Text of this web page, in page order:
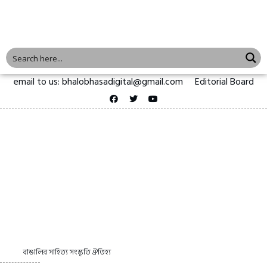
email to us: bhalobhasadigital@gmail.com Editorial Board
বাঙালির সাহিত্য সংস্কৃতি ঐতিহ্য